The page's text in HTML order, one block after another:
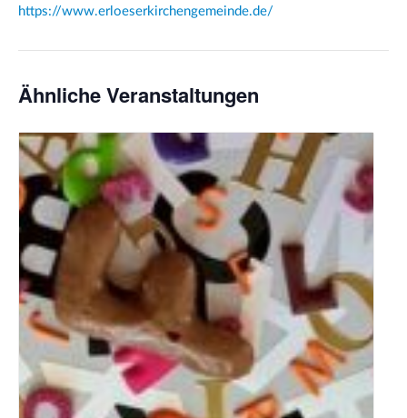
https://www.erloeserkirchengemeinde.de/
Ähnliche Veranstaltungen
Bildquelle_ Pixabay Free_Christoph Meinersmann